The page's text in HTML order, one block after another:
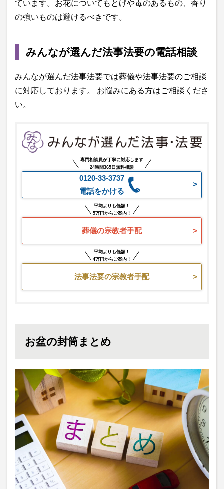
ています。お花についてもとげや毒のあるもの、香り
の強いものは避けるべきです。
みんなが選んだ法事法要の電話相談
みんなが選んだ法事法要では葬儀や法事法要のご相談
に対応しております。 お悩みにある方はご相談くださ
い。
専門相談員が丁寧に対応します
24時間365日無料相談
0120-33-3737
電話をかける
平均よりも低額！
5万円からご案内！
葬儀の宗教者手配
平均よりも低額！
4万円からご案内！
法事法要の宗教者手配
お盆の封筒まとめ